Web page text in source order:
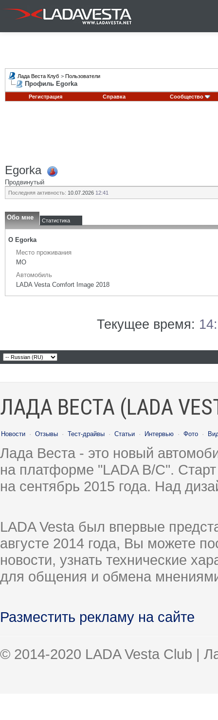
Лада Веста Клуб > Пользователи
Профиль Egorka
Регистрация Справка Сообщество
Egorka
Продвинутый
Последняя активность: 10.07.2026 12:41
Обо мне Статистика
О Egorka
Место проживания
МО
Автомобиль
LADA Vesta Comfort Image 2018
Текущее время:
ЛАДА ВЕСТА (LADA
Новости · Отзывы · Тест-драйвы · Статьи · Интервью · Фото ·
Лада Веста - это новый
на платформе "LADA B/C".
на сентябрь 2015 года. Над
LADA Vesta был впервые
августе 2014 года, Вы можете
новости, узнать технические
для общения и обмена
Разместить рекламу на сайте
© 2014-2020 LADA Vesta Club |